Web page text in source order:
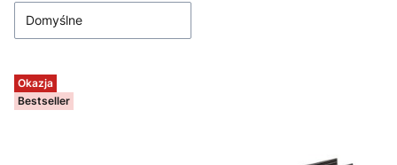
Domyślne
Okazja
Bestseller